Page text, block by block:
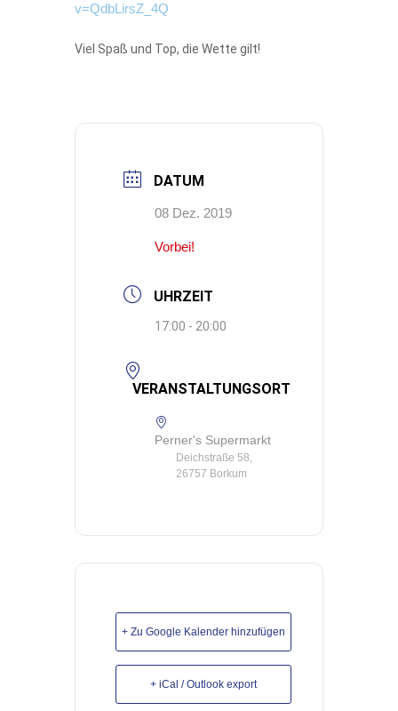
v=QdbLirsZ_4Q
Viel Spaß und Top, die Wette gilt!
DATUM
08 Dez. 2019
Vorbei!
UHRZEIT
17:00 - 20:00
VERANSTALTUNGSORT
Perner's Supermarkt
Deichstraße 58,
26757 Borkum
+ Zu Google Kalender hinzufügen
+ iCal / Outlook export